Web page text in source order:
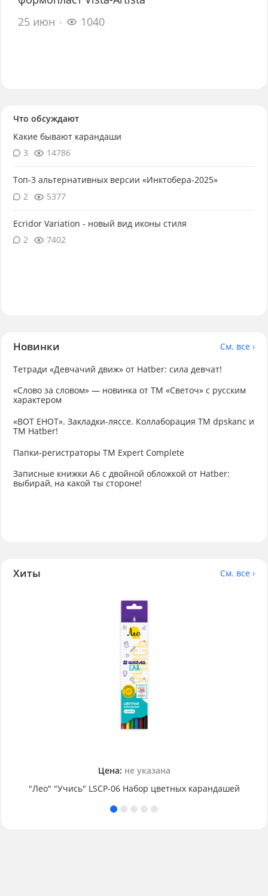
25 июн
1040
Что обсуждают
Какие бывают карандаши
3
14786
Топ-3 альтернативных версии «Инктобера-2025»
2
5377
Ecridor Variation - новый вид иконы стиля
2
7402
Новинки
См. все ›
Тетради «Девчачий движ» от Hatber: сила девчат!
«Слово за словом» — новинка от ТМ «Светоч» с русским
характером
«ВОТ ЕНОТ». Закладки-ляссе. Коллаборация TM dpskanc и
ТМ Hatber!
Папки-регистраторы ТМ Expert Complete
Записные книжки А6 с двойной обложкой от Hatber:
выбирай, на какой ты стороне!
Хиты См. все ›
Цена: не указана
"Лео" "Учись" LSCP-06 Набор цветных карандашей